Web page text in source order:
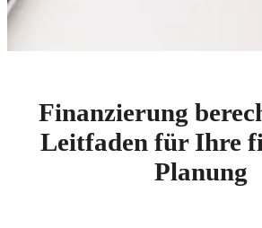
Finanzierung
Leitfaden für Ihre
Planung